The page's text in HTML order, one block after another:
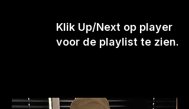
Klik Up/Next op player
voor de playlist te zien.